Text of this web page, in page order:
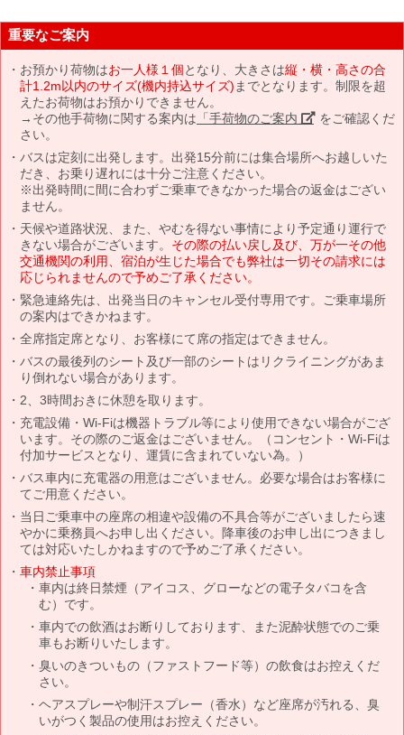
重要なご案内
お預かり荷物はお一人様１個となり、大きさは縦・横・高さの合
計1.2m以内のサイズ(機内持込サイズ) までとなります。制限を超
えたお荷物はお預かりできません。
→その他手荷物に関する案内は 「手荷物のご案内」 をご確認くだ
さい。
バスは定刻に出発します。出発15分前には集合場所へお越しいた
だき、お乗り遅れには十分ご注意ください。
※出発時間に間に合わずご乗車できなかった場合の返金はござい
ません。
天候や道路状況、また、やむを得ない事情により予定通り運行で
きない場合がございます。 その際の払い戻し及び、万が一その他
交通機関の利用、宿泊が生じた場合でも弊社は一切その請求には
応じられませんので予めご了承ください。
緊急連絡先は、出発当日のキャンセル受付専用です。ご乗車場所
の案内はできかねます。
全席指定席となり、お客様にて席の指定はできません。
バスの最後列のシート及び一部のシートはリクライニングがあま
り倒れない場合があります。
2、3時間おきに休憩を取ります。
充電設備・Wi-Fiは機器トラブル等により使用できない場合がござ
います。その際のご返金はございません。（コンセント・Wi-Fiは
付加サービスとなり、運賃に含まれていない為。）
バス車内に充電器の用意はございません。必要な場合はお客様に
てご用意ください。
当日ご乗車中の座席の相違や設備の不具合等がございましたら速
やかに乗務員へお申し出ください。降車後のお申し出につきまし
ては対応いたしかねますので予めご了承ください。
車内禁止事項
車内は終日禁煙（アイコス、グローなどの電子タバコを含
む）です。
車内での飲酒はお断りしております、また泥酔状態でのご乗
車もお断りいたします。
臭いのきついもの（ファストフード等）の飲食はお控えくだ
さい。
ヘアスプレーや制汗スプレー（香水）など座席が汚れる、臭
いがつく製品の使用はお控えください。